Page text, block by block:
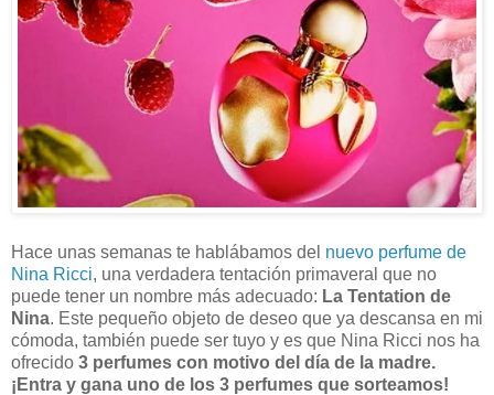
Hace unas semanas te hablábamos del nuevo perfume de
Nina Ricci, una verdadera tentación primaveral que no
puede tener un nombre más adecuado: La Tentation de
Nina. Este pequeño objeto de deseo que ya descansa en mi
cómoda, también puede ser tuyo y es que Nina Ricci nos ha
ofrecido 3 perfumes con motivo del día de la madre.
¡Entra y gana uno de los 3 perfumes que sorteamos!